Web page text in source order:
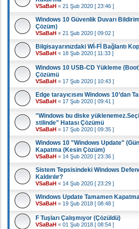
VSaBaH « 21 Şub 2020 [ 23:46 ]
Windows 10 Güvenlik Duvarı
Çözüm)
VSaBaH « 21 Şub 2020 [ 09:02 ]
Bilgisayarınızdaki Wİ-Fİ Bağlantı
VSaBaH « 18 Şub 2020 [ 11:33 ]
Windows 10 USB-CD Yükleme
Çözümü
VSaBaH « 17 Şub 2020 [ 10:43 ]
Edge tarayıcısını Windows 10’dan
VSaBaH « 17 Şub 2020 [ 09:41 ]
"Windows bu diske
stilinde" Hatası Çözümü
VSaBaH « 17 Şub 2020 [ 09:35 ]
Windows 10 "Windows Update"
Kapatma (Kesin Çözüm)
VSaBaH « 14 Şub 2020 [ 23:36 ]
Sistem Tepsisindeki Windows
Kaldırılır?
VSaBaH « 14 Şub 2020 [ 23:29 ]
Windows Update Tamamen
VSaBaH « 19 Şub 2018 [ 08:48 ]
F Tuşları Çalışmıyor (Çözüldü)
VSaBaH « 01 Şub 2018 [ 08:54 ]